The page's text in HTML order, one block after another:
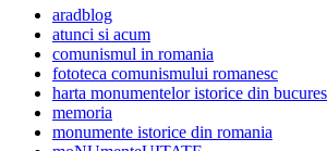
aradblog
atunci si acum
comunismul in romania
fototeca comunismului romanesc
harta monumentelor istorice din
memoria
monumente istorice din romania